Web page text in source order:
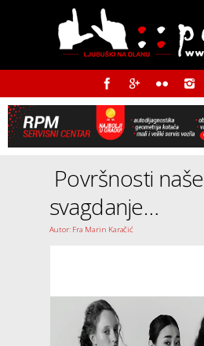
Površnosti naše
svagdanje…
Autor: Fra Marin Karačić